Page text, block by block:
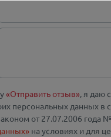
«Отправить отзыв», я даю
персональных данных в
от 27.07.2006 года
на условиях и для